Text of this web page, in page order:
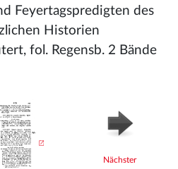
Feyertagspredigten des
Historien
fol. Regensb. 2 Bände
Nächster